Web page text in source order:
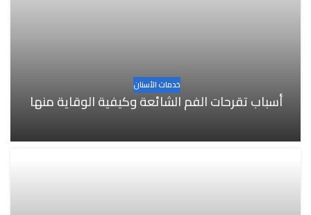
خدمات الأسنان
أسباب تقرحات الفم الشائعة وكيفية الوقاية منها